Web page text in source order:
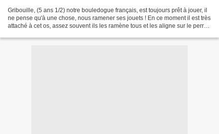
Gribouille, (5 ans 1/2) notre bouledogue français, est toujours prêt à jouer, il
ne pense qu'à une chose, nous ramener ses jouets ! En ce moment il est très
attaché à cet os, assez souvent ils les ramène tous et les aligne sur le perron